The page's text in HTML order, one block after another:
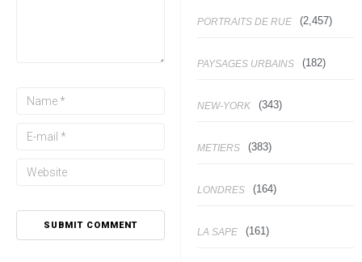
PORTRAITS DE RUE (2,457)
PAYSAGES URBAINS (182)
NEW-YORK (343)
METIERS (383)
LONDRES (164)
LA SAPE (161)